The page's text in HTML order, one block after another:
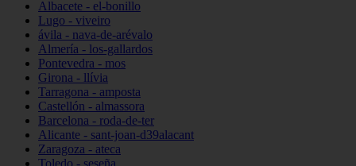
Albacete - el-bonillo
Lugo - viveiro
ávila - nava-de-arévalo
Almería - los-gallardos
Pontevedra - mos
Girona - llívia
Tarragona - amposta
Castellón - almassora
Barcelona - roda-de-ter
Alicante - sant-joan-d39alacant
Zaragoza - ateca
Toledo - seseña